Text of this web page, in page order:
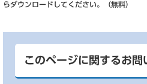
らダウンロードしてください。（無料）
このページに関するお問